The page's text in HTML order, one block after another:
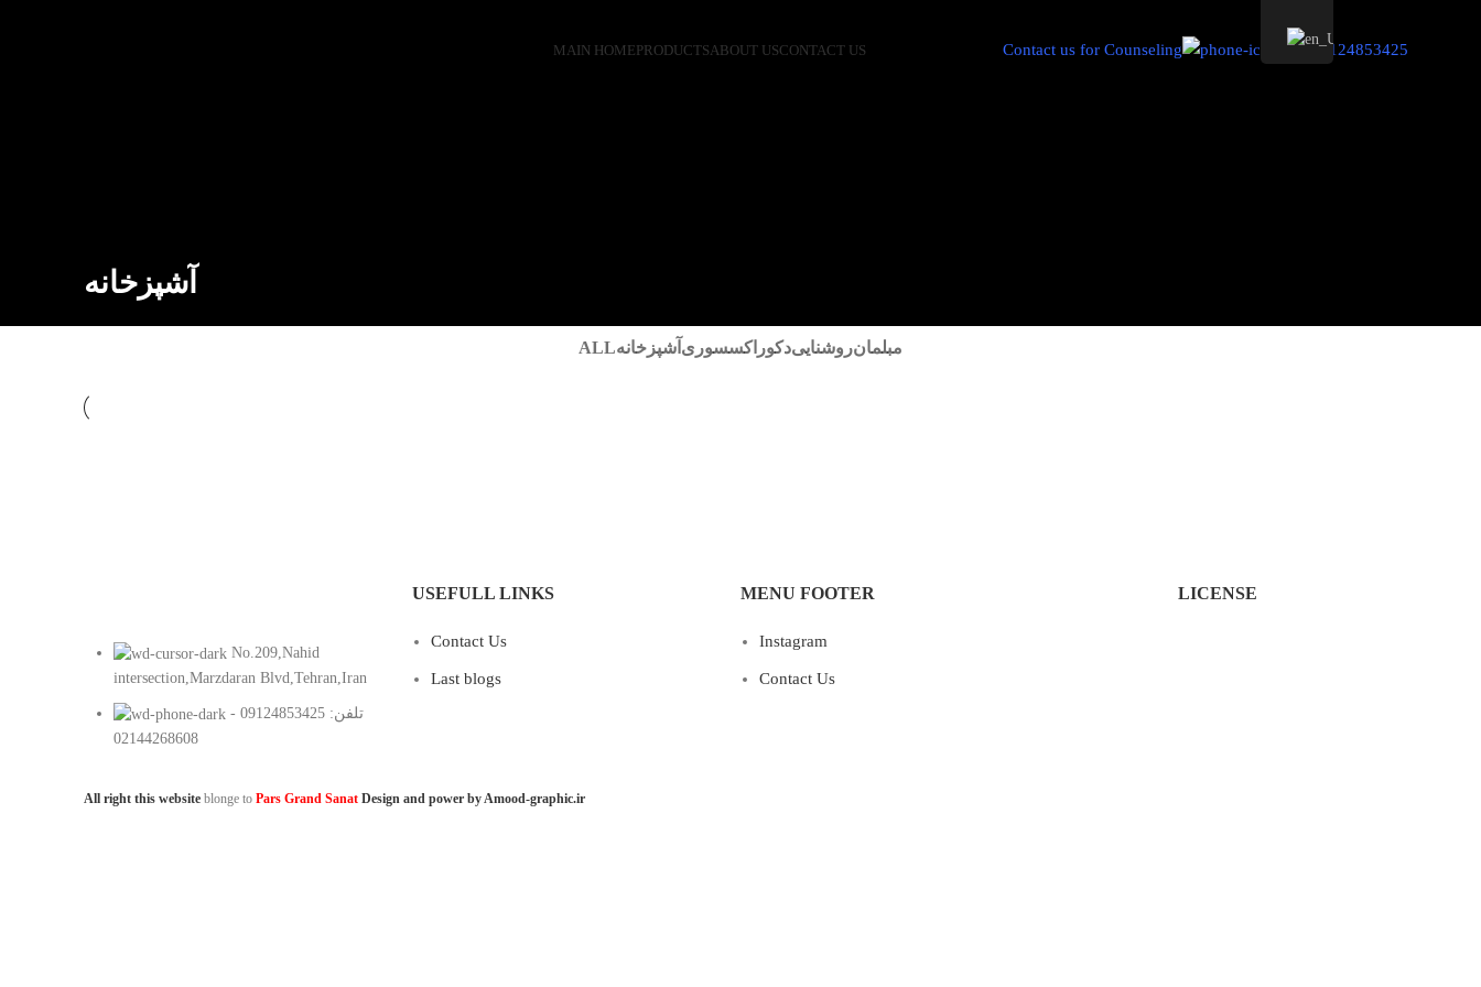
MAIN HOMEPRODUCTSABOUT USCONTACT US Contact us for Counseling +989124853425
آشپزخانه
ALLآشپزخانه اکسسوری دکورروشناییمبلمان
No.209,Nahid
intersection,Marzdaran Blvd,Tehran,Iran
تلفن: 09124853425 -
02144268608
USEFULL LINKS
Contact Us
Last blogs
MENU FOOTER
Instagram
Contact Us
LICENSE
All right this website blonge to Pars Grand Sanat Design and power by Amood-graphic.ir